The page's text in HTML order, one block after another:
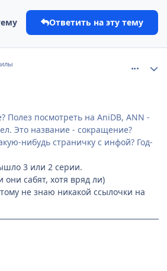
Ответить на эту тему
Полез посмотреть на АniDB, ANN -
Это название - сокращение?
нибудь страничку с инфой? Год-
3 или 2 серии.
сабят, хотя вряд ли)
не знаю никакой ссылочки на